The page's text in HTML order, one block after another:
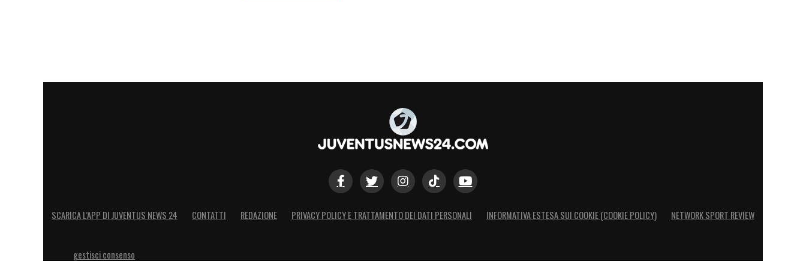
SCARICA L’APP DI JUVENTUS NEWS 24 CONTATTI REDAZIONE PRIVACY POLICY E TRATTAMENTO DEI DATI PERSONALI INFORMATIVA ESTESA SUI COOKIE (COOKIE POLICY) NETWORK SPORT REVIEW
gestisci consenso